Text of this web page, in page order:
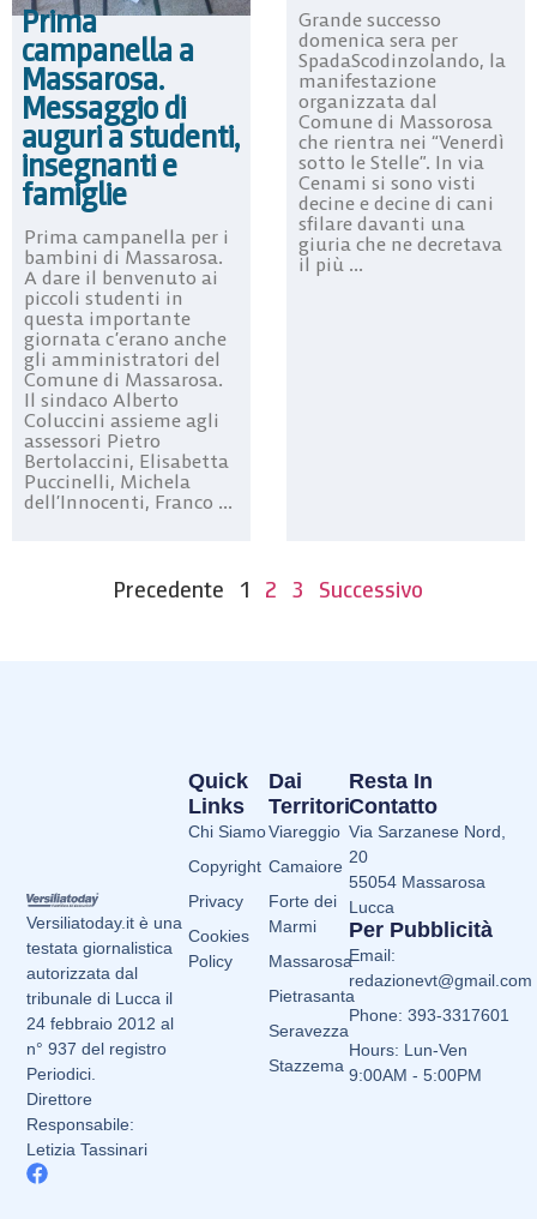
Prima
campanella a
Massarosa.
Messaggio di
auguri a studenti,
insegnanti e
famiglie
Prima campanella per i
bambini di Massarosa.
A dare il benvenuto ai
piccoli studenti in
questa importante
giornata c’erano anche
gli amministratori del
Comune di Massarosa.
Il sindaco Alberto
Coluccini assieme agli
assessori Pietro
Bertolaccini, Elisabetta
Puccinelli, Michela
dell’Innocenti, Franco ...
Grande successo
domenica sera per
SpadaScodinzolando, la
manifestazione
organizzata dal
Comune di Massorosa
che rientra nei “Venerdì
sotto le Stelle”. In via
Cenami si sono visti
decine e decine di cani
sfilare davanti una
giuria che ne decretava
il più ...
Precedente 1 2 3 Successivo
Versiliatoday.it è una
testata giornalistica
autorizzata dal
tribunale di Lucca il
24 febbraio 2012 al
n° 937 del registro
Periodici.
Direttore
Responsabile:
Letizia Tassinari
Dai
Territori
Viareggio
Camaiore
Forte dei
Marmi
Massarosa
Pietrasanta
Seravezza
Stazzema
Quick
Links
Chi Siamo
Copyright
Privacy
Cookies
Policy
Resta In
Contatto
Via Sarzanese Nord,
20
55054 Massarosa
Lucca
Per Pubblicità
Email:
redazionevt@gmail.com
Phone: 393-3317601
Hours: Lun-Ven
9:00AM - 5:00PM